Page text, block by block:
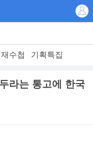
수첩 기획특집
라는 통고에 한국